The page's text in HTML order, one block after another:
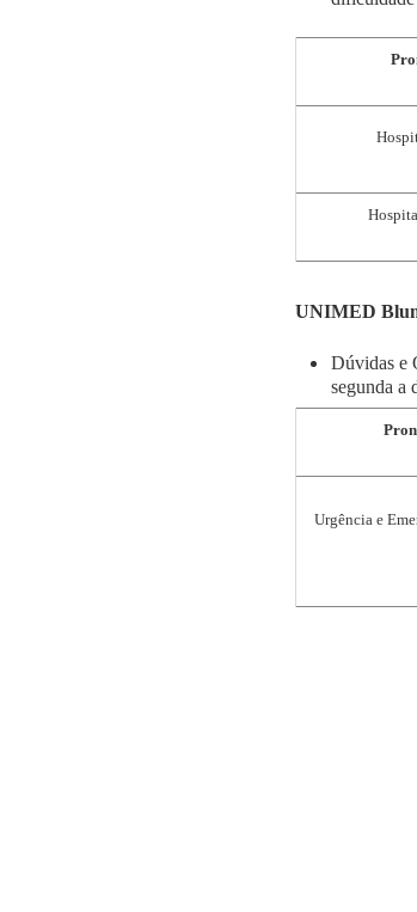
UNIMED
Dúvidas e
segunda a
Urgência e